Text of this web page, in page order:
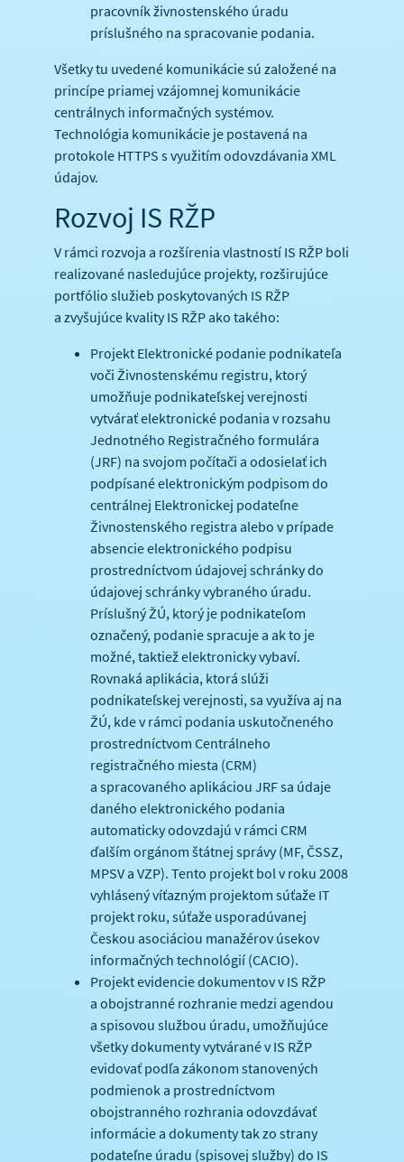
pracovník živnostenského úradu
príslušného na spracovanie podania.
Všetky tu uvedené komunikácie sú založené na
princípe priamej vzájomnej komunikácie
centrálnych informačných systémov.
Technológia komunikácie je postavená na
protokole HTTPS s využitím odovzdávania XML
údajov.
Rozvoj IS RŽP
V rámci rozvoja a rozšírenia vlastností IS RŽP boli
realizované nasledujúce projekty, rozširujúce
portfólio služieb poskytovaných IS RŽP
a zvyšujúce kvality IS RŽP ako takého:
Projekt Elektronické podanie podnikateľa
voči Živnostenskému registru, ktorý
umožňuje podnikateľskej verejnosti
vytvárať elektronické podania v rozsahu
Jednotného Registračného formulára
(JRF) na svojom počítači a odosielať ich
podpísané elektronickým podpisom do
centrálnej Elektronickej podateľne
Živnostenského registra alebo v prípade
absencie elektronického podpisu
prostredníctvom údajovej schránky do
údajovej schránky vybraného úradu.
Príslušný ŽÚ, ktorý je podnikateľom
označený, podanie spracuje a ak to je
možné, taktiež elektronicky vybaví.
Rovnaká aplikácia, ktorá slúži
podnikateľskej verejnosti, sa využíva aj na
ŽÚ, kde v rámci podania uskutočneného
prostredníctvom Centrálneho
registračného miesta (CRM)
a spracovaného aplikáciou JRF sa údaje
daného elektronického podania
automaticky odovzdajú v rámci CRM
ďalším orgánom štátnej správy (MF, ČSSZ,
MPSV a VZP). Tento projekt bol v roku 2008
vyhlásený víťazným projektom súťaže IT
projekt roku, súťaže usporadúvanej
Českou asociáciou manažérov úsekov
informačných technológií (CACIO).
Projekt evidencie dokumentov v IS RŽP
a obojstranné rozhranie medzi agendou
a spisovou službou úradu, umožňujúce
všetky dokumenty vytvárané v IS RŽP
evidovať podľa zákonom stanovených
podmienok a prostredníctvom
obojstranného rozhrania odovzdávať
informácie a dokumenty tak zo strany
podateľne úradu (spisovej služby) do IS